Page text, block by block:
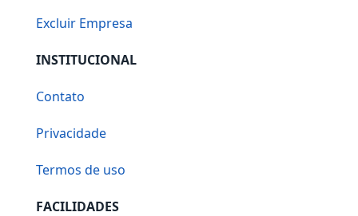
Excluir Empresa
INSTITUCIONAL
Contato
Privacidade
Termos de uso
FACILIDADES